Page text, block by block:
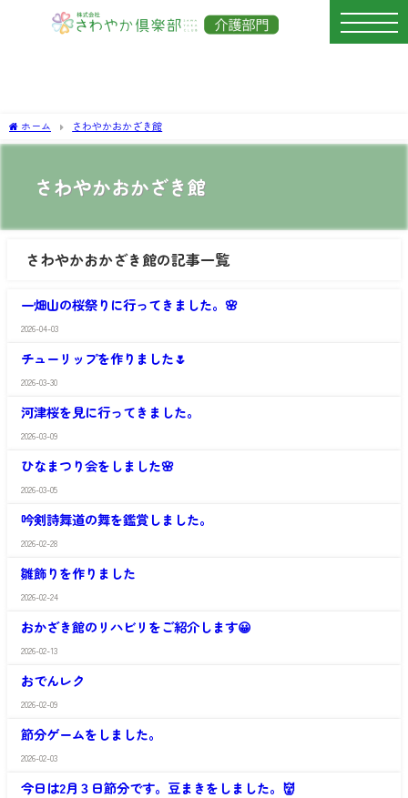
ホーム さわやかおかざき館
さわやかおかざき館
さわやかおかざき館の記事一覧
か
か
ざ
き
一畑山の桜祭りに行ってきました。🌸
2026-04-03
わ
や
か
か
ざ
き
チューリップを作りました🌷
2026-03-30
わ
や
か
か
ざ
き
河津桜を見に行ってきました。
2026-03-09
わ
や
か
か
き
ひなまつり会をしました🌸
2026-03-05
わ
や
か
か
ざ
き
吟剣詩舞道の舞を鑑賞しました。
2026-02-28
わ
や
か
か
ざ
き
雛飾りを作りました
2026-02-24
わ
や
か
か
ざ
き
おかざき館のリハビリをご紹介します😀
2026-02-13
わ
や
か
か
ざ
き
おでんレク
2026-02-09
わ
や
か
か
節分ゲームをしました。
2026-02-03
わ
今日は2月３日節分です。豆まきをしました。👹